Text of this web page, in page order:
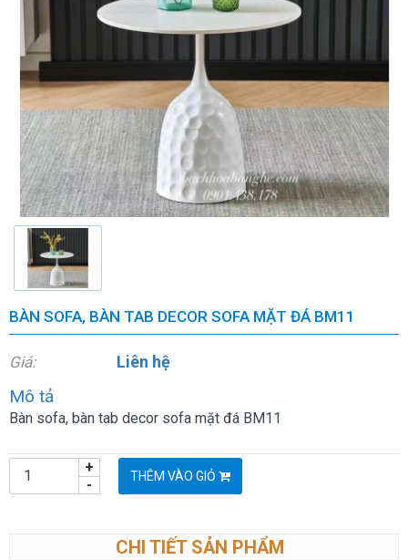
BÀN SOFA, BÀN TAB DECOR SOFA MẶT ĐÁ BM11
Giá: Liên hệ
Mô tả
Bàn sofa, bàn tab decor sofa mặt đá BM11
-
+ THÊM VÀO GIỎ
CHI TIẾT SẢN PHẨM